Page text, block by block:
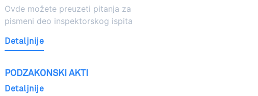
Ovde možete preuzeti pitanja za
pismeni deo inspektorskog ispita
Detaljnije
PODZAKONSKI AKTI
Detaljnije